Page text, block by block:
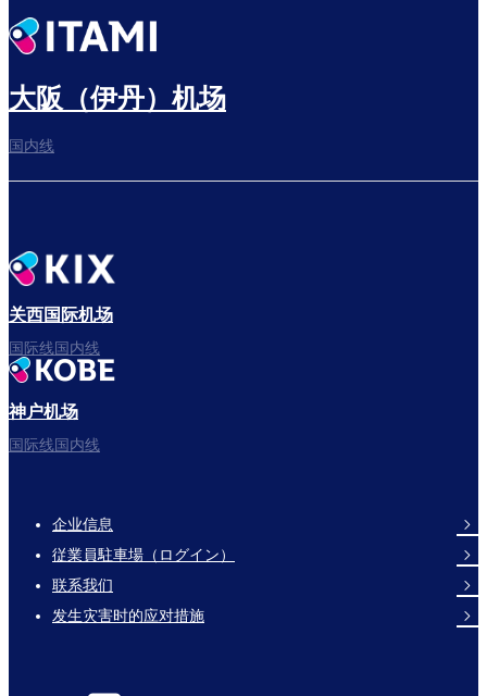
大阪（伊丹）机场
国内线
关西国际机场
国际线国内线
神户机场
国际线国内线
Footer
Links
企业信息
従業員駐車場（ログイン）
联系我们
发生灾害时的应对措施